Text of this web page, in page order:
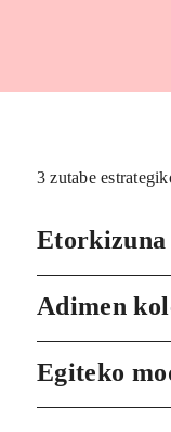
3 zutabe
Adimen
Egiteko